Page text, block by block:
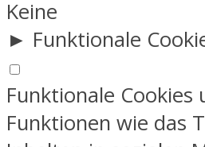
Keine
► Funktionale
Funktionale
Funktionen wie das